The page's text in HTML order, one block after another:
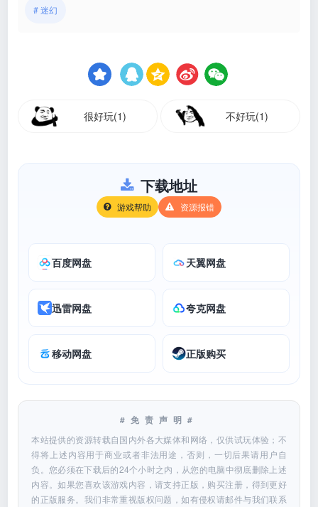
# 迷幻
很好玩(1) 不好玩(1)
下载地址
游戏帮助 资源报错
百度网盘 天翼网盘
迅雷网盘 夸克网盘
移动网盘 正版购买
#免责声明#
本站提供的资源转载自国内外各大媒体和网络，仅供试玩体验；不
得将上述内容用于商业或者非法用途，否则，一切后果请用户自
负。您必须在下载后的24个小时之内，从您的电脑中彻底删除上述
内容。如果您喜欢该游戏内容，请支持正版，购买注册，得到更好
的正版服务。我们非常重视版权问题，如有侵权请邮件与我们联系